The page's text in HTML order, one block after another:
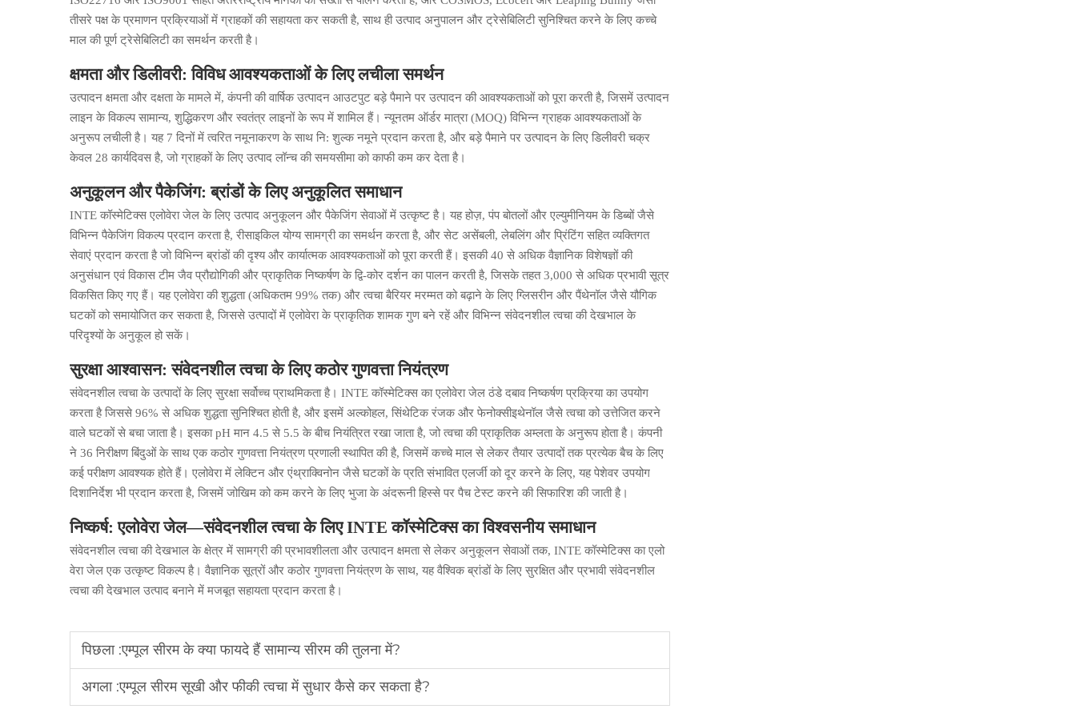
तीसरे पक्ष के प्रमाणन प्रक्रियाओं में ग्राहकों की सहायता कर सकती है, साथ ही उत्पाद अनुपालन और ट्रेसेबिलिटी सुनिश्चित करने के लिए कच्चे
माल की पूर्ण ट्रेसेबिलिटी का समर्थन करती है।
क्षमता और डिलीवरी: विविध आवश्यकताओं के लिए लचीला समर्थन
उत्पादन क्षमता और दक्षता के मामले में, कंपनी की वार्षिक उत्पादन आउटपुट बड़े पैमाने पर उत्पादन की आवश्यकताओं को पूरा करती है, जिसमें उत्पादन
लाइन के विकल्प सामान्य, शुद्धिकरण और स्वतंत्र लाइनों के रूप में शामिल हैं। न्यूनतम ऑर्डर मात्रा (MOQ) विभिन्न ग्राहक आवश्यकताओं के
अनुरूप लचीली है। यह 7 दिनों में त्वरित नमूनाकरण के साथ नि: शुल्क नमूने प्रदान करता है, और बड़े पैमाने पर उत्पादन के लिए डिलीवरी चक्र
केवल 28 कार्यदिवस है, जो ग्राहकों के लिए उत्पाद लॉन्च की समयसीमा को काफी कम कर देता है।
अनुकूलन और पैकेजिंग: ब्रांडों के लिए अनुकूलित समाधान
INTE कॉस्मेटिक्स एलोवेरा जेल के लिए उत्पाद अनुकूलन और पैकेजिंग सेवाओं में उत्कृष्ट है। यह होज़, पंप बोतलों और एल्युमीनियम के डिब्बों जैसे
विभिन्न पैकेजिंग विकल्प प्रदान करता है, रीसाइकिल योग्य सामग्री का समर्थन करता है, और सेट असेंबली, लेबलिंग और प्रिंटिंग सहित व्यक्तिगत
सेवाएं प्रदान करता है जो विभिन्न ब्रांडों की दृश्य और कार्यात्मक आवश्यकताओं को पूरा करती हैं। इसकी 40 से अधिक वैज्ञानिक विशेषज्ञों की
अनुसंधान एवं विकास टीम जैव प्रौद्योगिकी और प्राकृतिक निष्कर्षण के द्वि-कोर दर्शन का पालन करती है, जिसके तहत 3,000 से अधिक प्रभावी सूत्र
विकसित किए गए हैं। यह एलोवेरा की शुद्धता (अधिकतम 99% तक) और त्वचा बैरियर मरम्मत को बढ़ाने के लिए ग्लिसरीन और पैंथेनॉल जैसे यौगिक
घटकों को समायोजित कर सकता है, जिससे उत्पादों में एलोवेरा के प्राकृतिक शामक गुण बने रहें और विभिन्न संवेदनशील त्वचा की देखभाल के
परिदृश्यों के अनुकूल हो सकें।
सुरक्षा आश्वासन: संवेदनशील त्वचा के लिए कठोर गुणवत्ता नियंत्रण
संवेदनशील त्वचा के उत्पादों के लिए सुरक्षा सर्वोच्च प्राथमिकता है। INTE कॉस्मेटिक्स का एलोवेरा जेल ठंडे दबाव निष्कर्षण प्रक्रिया का उपयोग
करता है जिससे 96% से अधिक शुद्धता सुनिश्चित होती है, और इसमें अल्कोहल, सिंथेटिक रंजक और फेनोक्सीइथेनॉल जैसे त्वचा को उत्तेजित करने
वाले घटकों से बचा जाता है। इसका pH मान 4.5 से 5.5 के बीच नियंत्रित रखा जाता है, जो त्वचा की प्राकृतिक अम्लता के अनुरूप होता है। कंपनी
ने 36 निरीक्षण बिंदुओं के साथ एक कठोर गुणवत्ता नियंत्रण प्रणाली स्थापित की है, जिसमें कच्चे माल से लेकर तैयार उत्पादों तक प्रत्येक बैच के लिए
कई परीक्षण आवश्यक होते हैं। एलोवेरा में लेक्टिन और एंथ्राक्विनोन जैसे घटकों के प्रति संभावित एलर्जी को दूर करने के लिए, यह पेशेवर उपयोग
दिशानिर्देश भी प्रदान करता है, जिसमें जोखिम को कम करने के लिए भुजा के अंदरूनी हिस्से पर पैच टेस्ट करने की सिफारिश की जाती है।
निष्कर्ष: एलोवेरा जेल—संवेदनशील त्वचा के लिए INTE कॉस्मेटिक्स का विश्वसनीय समाधान
संवेदनशील त्वचा की देखभाल के क्षेत्र में सामग्री की प्रभावशीलता और उत्पादन क्षमता से लेकर अनुकूलन सेवाओं तक, INTE कॉस्मेटिक्स का एलो
वेरा जेल एक उत्कृष्ट विकल्प है। वैज्ञानिक सूत्रों और कठोर गुणवत्ता नियंत्रण के साथ, यह वैश्विक ब्रांडों के लिए सुरक्षित और प्रभावी संवेदनशील
त्वचा की देखभाल उत्पाद बनाने में मजबूत सहायता प्रदान करता है।
पिछला :एम्पूल सीरम के क्या फायदे हैं सामान्य सीरम की तुलना में?
अगला :एम्पूल सीरम सूखी और फीकी त्वचा में सुधार कैसे कर सकता है?